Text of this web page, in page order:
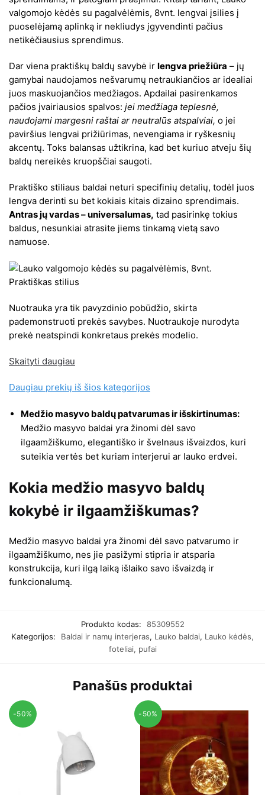
valgomojo kėdės su pagalvėlėmis, 8vnt. lengvai įsilies į
puoselėjamą aplinką ir nekliudys įgyvendinti pačius
netikėčiausius sprendimus.
Dar viena praktiškų baldų savybė ir lengva priežiūra – jų
gamybai naudojamos nešvarumų netraukiančios ar idealiai
juos maskuojančios medžiagos. Apdailai pasirenkamos
pačios įvairiausios spalvos: jei medžiaga teplesnė,
naudojami margesni raštai ar neutralūs atspalviai, o jei
paviršius lengvai prižiūrimas, nevengiama ir ryškesnių
akcentų. Toks balansas užtikrina, kad bet kuriuo atveju šių
baldų nereikės kruopščiai saugoti.
Praktiško stiliaus baldai neturi specifinių detalių, todėl juos
lengva derinti su bet kokiais kitais dizaino sprendimais.
Antras jų vardas – universalumas, tad pasirinkę tokius
baldus, nesunkiai atrasite jiems tinkamą vietą savo
namuose.
Nuotrauka yra tik pavyzdinio pobūdžio, skirta
pademonstruoti prekės savybes. Nuotraukoje nurodyta
prekė neatspindi konkretaus prekės modelio.
Skaityti daugiau
Daugiau prekių iš šios kategorijos
Medžio masyvo baldų patvarumas ir išskirtinumas:
Medžio masyvo baldai yra žinomi dėl savo
ilgaamžiškumo, elegantiško ir švelnaus išvaizdos, kuri
suteikia vertės bet kuriam interjerui ar lauko erdvei.
Kokia medžio masyvo baldų
kokybė ir ilgaamžiškumas?
Medžio masyvo baldai yra žinomi dėl savo patvarumo ir
ilgaamžiškumo, nes jie pasižymi stipria ir atsparia
konstrukcija, kuri ilgą laiką išlaiko savo išvaizdą ir
funkcionalumą.
Produkto kodas:
85309552
Kategorijos:
Baldai ir namų interjeras, Lauko baldai, Lauko kėdės,
foteliai, pufai
Panašūs produktai
-50% -50%